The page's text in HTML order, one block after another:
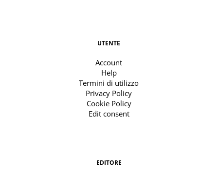
UTENTE
Account
Help
Termini di utilizzo
Privacy Policy
Cookie Policy
Edit consent
EDITORE